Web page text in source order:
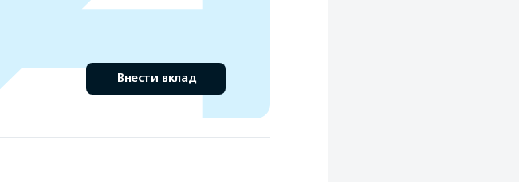
Внести вклад